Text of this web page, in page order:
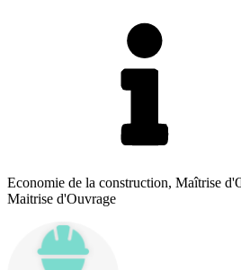
Economie de la construction, Maîtrise
Maitrise d'Ouvrage